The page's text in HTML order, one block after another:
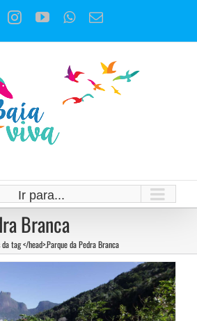
Facebook
Instagram
YouTubeWhatsApp
E-
Ir para...
Branca
tag </head>.Parque da Pedra Branca
Rio ameaça destruir
Mutirão
Notícias